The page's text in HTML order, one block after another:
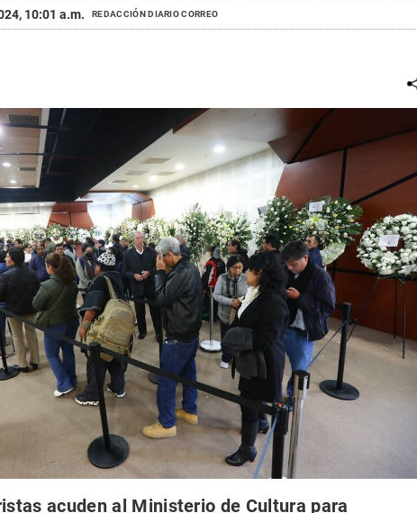
REDACCIÓN DIARIO CORREO
10:01 a.m.
acuden al Ministerio de Cultura para